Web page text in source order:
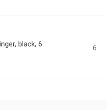
black, 6 6